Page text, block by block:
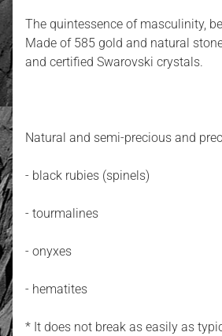
The quintessence of masculinity,
Made of 585 gold and natural
and certified Swarovski crystals.
Natural and semi-precious and
- black rubies (spinels)
- tourmalines
- onyxes
- hematites
* It does not break as easily as